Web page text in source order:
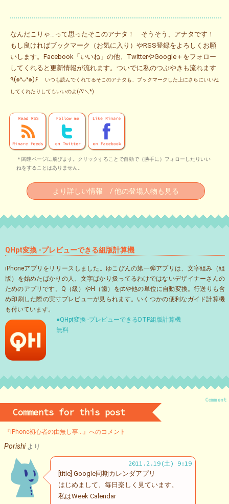
なんだこりゃ…って思ったそこのアナタ！ そうそう、アナタです！
もし良ければブックマーク（お気に入り）やRSS登録をよろしくお願
いします。Facebook「いいね」の他、TwitterやGoogle＋をフォロー
してくれると更新情報が流れます。ついでに私のつぶやきも流れます
٩(๑❛ᴗ❛๑)۶
いつも読んでくれてるそこのアナタも、ブックマークした上にさらにいいね
してくれたりしてもいいのよ(/∇＼*)
＊関連ページに飛びます。クリックすることで自動で（勝手に）フォローしたりいい
ねをすることはありません。
より詳しい情報 / 他の登場人物も見る
QHpt変換 -プレビューできる組版計算機
iPhoneアプリをリリースしました。ゆこびんの第一弾アプリは、文字組み（組
版）を始めたばかりの人、文字ばかり扱ってるわけではないデザイナーさんの
ためのアプリです。Q（級）やH（歯）をptや他の単位に自動変換。行送りも含
め印刷した際の実寸プレビューが見られます。いくつかの便利なガイド計算機
も付いています。
●QHpt変換 -プレビューできるDTP組版計算機
無料
Comment
Comments for this post
『iPhone初心者の由無し事…』へのコメント
Porishi より
2011.2.19(土) 9:19
[title] Google同期カレンダアプリ
はじめまして、毎日楽しく見ています。
私はWeek Calendar